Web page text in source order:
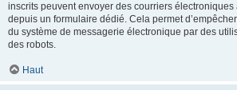
inscrits peuvent envoyer des courriers
depuis un formulaire dédié. Cela permet
du système de messagerie électronique par des
des robots.
Haut